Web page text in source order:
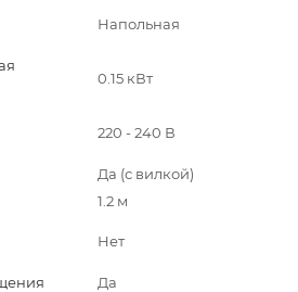
Напольная
0.15 кВт
220 - 240 В
Да (с вилкой)
1.2 м
Нет
Да